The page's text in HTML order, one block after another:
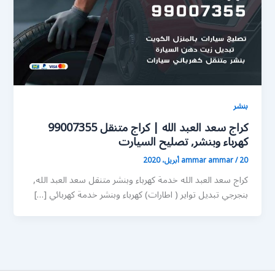
بنشر
كراج سعد العبد الله | كراج متنقل 99007355
كهرباء وبنشر, تصليح السيارت
ammar ammar/20 أبريل، 2020
كراج سعد العبد الله خدمة كهرباء وبنشر متنقل سعد العبد الله,
بنجرجي تبديل تواير ( اطارات) كهرباء وبنشر خدمة كهربائي […]